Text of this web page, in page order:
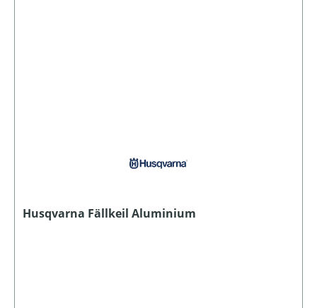
Husqvarna Fällkeil Aluminium